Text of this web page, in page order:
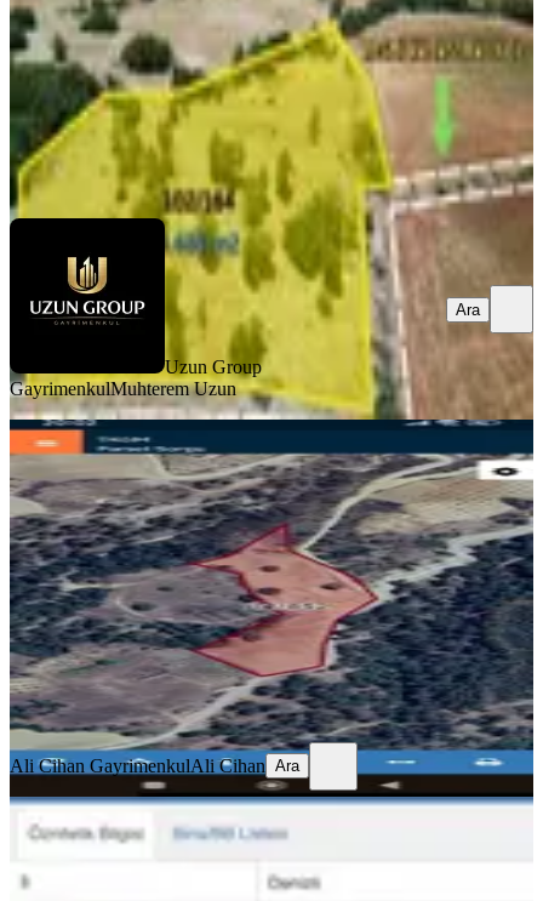
990.000 ₺ 1.200.000 ₺
Uzun Group GayrimenkulMuhterem Uzun
Ara
Uzun Group
GayrimenkulMuhterem Uzun
Ara
Uygun Yatırımlık Tarla Muğla -kale-
denizli
Kale, Esenkaya Mahallesi
16496 m²·136/m² 19.06.2026
2.250.000 ₺
Ali Cihan GayrimenkulAli Cihan
Ara
Ali Cihan GayrimenkulAli Cihan Ara
Denizli Kale Uluçam 220 Ada3 Par